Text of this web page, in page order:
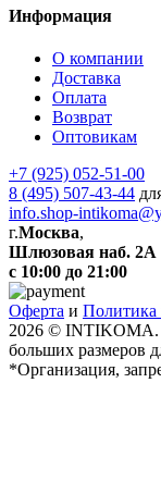
Информация
О компании
Доставка
Оплата
Возврат
Оптовикам
+7 (925) 052-51-00
8 (495) 507-43-44
info.shop-
г.Москва,
Шлюзовая наб. 2А
с 10:00 до 21:00
Оферта и Политика
2026 © INTIKOMA.
больших размеров
*Организация,